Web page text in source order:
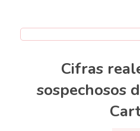
Cifras
sospechosos